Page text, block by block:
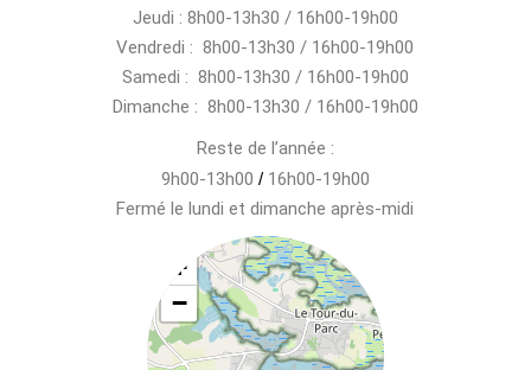
Jeudi : 8h00-13h30 / 16h00-19h00
Vendredi : 8h00-13h30 / 16h00-19h00
Samedi : 8h00-13h30 / 16h00-19h00
Dimanche : 8h00-13h30 / 16h00-19h00
Reste de l’année :
9h00-13h00 / 16h00-19h00
Fermé le lundi et dimanche après-midi
+
−